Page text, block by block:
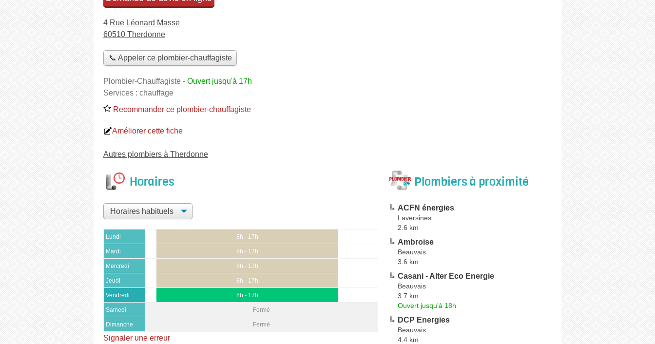
4 Rue Léonard Masse
60510 Therdonne
📞 Appeler ce plombier-chauffagiste
Plombier-Chauffagiste - Ouvert jusqu'à 17h
Services : chauffage
Recommander ce plombier-chauffagiste
Améliorer cette fiche
Autres plombiers à Therdonne
Horaires
Lundi 8h - 17h
Mardi 8h - 17h
Mercredi 8h - 17h
Jeudi 8h - 17h
Vendredi 8h - 17h
Samedi Fermé
Dimanche Fermé
Signaler une erreur
Plombiers à proximité
ACFN énergies
Laversines
2.6 km
Ambroise
Beauvais
3.6 km
Casani - Alter Eco Energie
Beauvais
3.7 km
Ouvert jusqu'à 18h
DCP Energies
Beauvais
4.4 km